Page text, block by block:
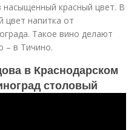
насыщенный красный цвет. В
цвет напитка от
Такое вино делают
– в Тичино.
в Краснодарском
столовый